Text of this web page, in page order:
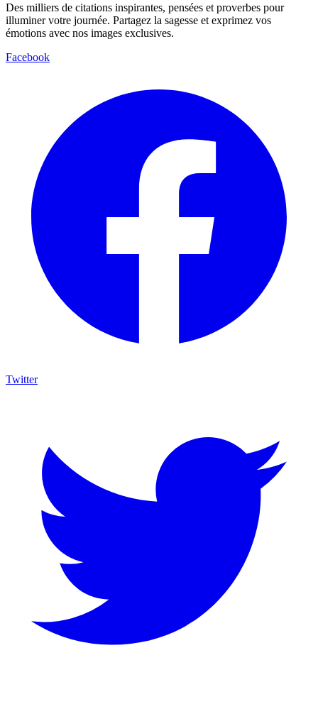
Des milliers de citations inspirantes, pensées et proverbes pour
illuminer votre journée. Partagez la sagesse et exprimez vos
émotions avec nos images exclusives.
Facebook
Twitter